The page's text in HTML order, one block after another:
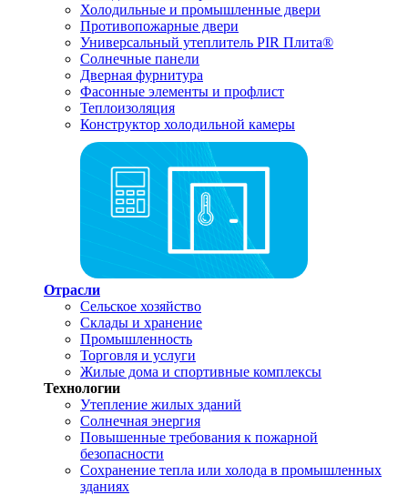
Холодильные и промышленные двери
Противопожарные двери
Универсальный утеплитель PIR Плита®
Солнечные панели
Дверная фурнитура
Фасонные элементы и профлист
Теплоизоляция
Конструктор холодильной камеры
Отрасли
Сельское хозяйство
Склады и хранение
Промышленность
Торговля и услуги
Жилые дома и спортивные комплексы
Технологии
Утепление жилых зданий
Солнечная энергия
Повышенные требования к пожарной
безопасности
Сохранение тепла или холода в промышленных
зданиях